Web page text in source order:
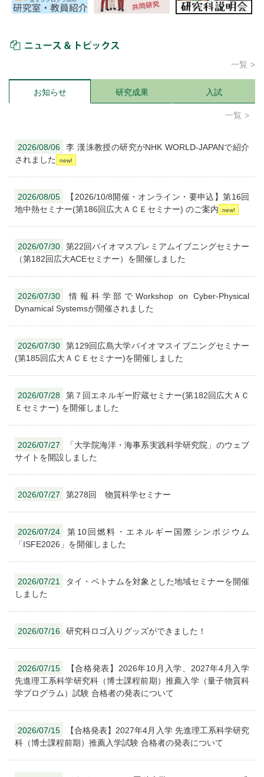
一覧
お知らせ 研究成果 入試
一覧
2026/08/06
李 漢洙教授の研究がNHK WORLD-JAPANで紹介
されました
2026/08/05
【2026/10/8開催・オンライン・要申込】第16回
地中熱セミナー(第186回広大ＡＣＥセミナー) のご案内
2026/07/30
第22回バイオマスプレミアムイブニングセミナー
（第182回広大ACEセミナー）を開催しました
2026/07/30
情報科学部でWorkshop on Cyber-Physical
Dynamical Systemsが開催されました
2026/07/30
第129回広島大学バイオマスイブニングセミナー
(第185回広大ＡＣＥセミナー)を開催しました
2026/07/28
第７回エネルギー貯蔵セミナー(第182回広大ＡＣ
Ｅセミナー) を開催しました
2026/07/27
「大学院海洋・海事系実践科学研究院」のウェブ
サイトを開設しました
2026/07/27 第278回 物質科学セミナー
2026/07/24
第10回燃料・エネルギー国際シンポジウム
「ISFE2026」を開催しました
2026/07/21
タイ・ベトナムを対象とした地域セミナーを開催
しました
2026/07/16 研究科ロゴ入りグッズができました！
2026/07/15
【合格発表】2026年10月入学、2027年4月入学
先進理工系科学研究科（博士課程前期）推薦入学（量子物質科
学プログラム）試験 合格者の発表について
2026/07/15
【合格発表】2027年4月入学 先進理工系科学研究
科（博士課程前期）推薦入学試験 合格者の発表について